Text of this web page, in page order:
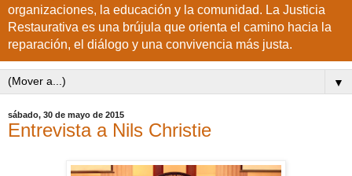
organizaciones, la educación y la comunidad. La Justicia
Restaurativa es una brújula que orienta el camino hacia la
reparación, el diálogo y una convivencia más justa.
▼
sábado, 30 de mayo de 2015
Entrevista a Nils Christie